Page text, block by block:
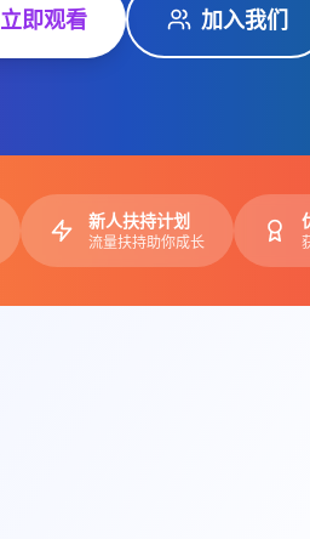
立即观看 加入我们
新人扶持计划
流量扶持助你成长